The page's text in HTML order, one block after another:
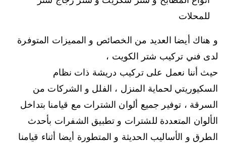
للمحلات
و هناك أيضا العديد من الخصائص و المميزات المتوفرة
لدى فني تركيب شتر الكويت ،
حيث أننا نعمل على تركيب دريشة ذات نظام
السكيوريتي لحماية المنزل ، الفلل و الشركات من
السرقة ، توفير جميع ألوان الشترات مع قيامنا بتداخل
الألوان المتعددة للشترات و تطبيق الشفرات بأحدث
الطرق و الأساليب الحديثة و المتطورة أيضا أثناء قيامنا